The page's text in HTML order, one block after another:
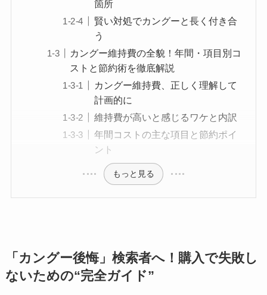
箇所
賢い対処でカングーと長く付き合
う
カングー維持費の全貌！年間・項目別コ
ストと節約術を徹底解説
カングー維持費、正しく理解して
計画的に
維持費が高いと感じるワケと内訳
年間コストの主な項目と節約ポイ
ント
もっと見る
「カングー後悔」検索者へ！購入で失敗し
ないための“完全ガイド”